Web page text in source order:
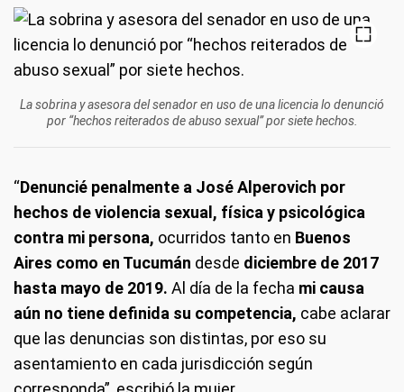
La sobrina y asesora del senador en uso de una licencia lo denunció
por “hechos reiterados de abuso sexual” por siete hechos.
“Denuncié penalmente a José Alperovich por
hechos de violencia sexual, física y psicológica
contra mi persona, ocurridos tanto en Buenos
Aires como en Tucumán desde diciembre de 2017
hasta mayo de 2019. Al día de la fecha mi causa
aún no tiene definida su competencia, cabe aclarar
que las denuncias son distintas, por eso su
asentamiento en cada jurisdicción según